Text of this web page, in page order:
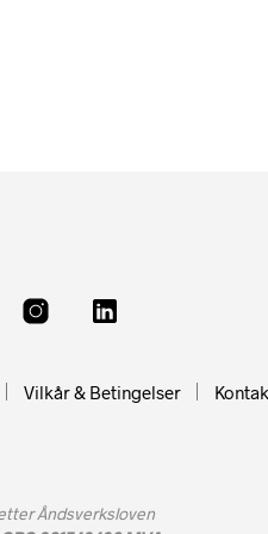
Vilkår & Betingelser
Åndsverksloven